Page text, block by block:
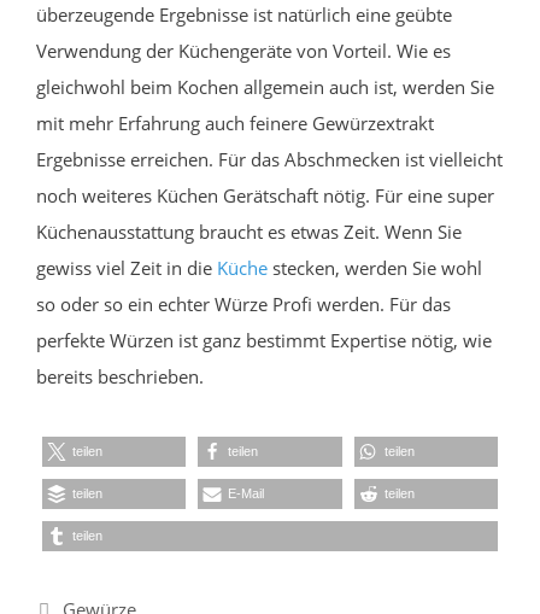
überzeugende Ergebnisse ist natürlich eine geübte
Verwendung der Küchengeräte von Vorteil. Wie es
gleichwohl beim Kochen allgemein auch ist, werden Sie
mit mehr Erfahrung auch feinere Gewürzextrakt
Ergebnisse erreichen. Für das Abschmecken ist vielleicht
noch weiteres Küchen Gerätschaft nötig. Für eine super
Küchenausstattung braucht es etwas Zeit. Wenn Sie
gewiss viel Zeit in die Küche stecken, werden Sie wohl
so oder so ein echter Würze Profi werden. Für das
perfekte Würzen ist ganz bestimmt Expertise nötig, wie
bereits beschrieben.
teilen teilen teilen
teilen E-Mail teilen
teilen
Kategorien
Gewürze